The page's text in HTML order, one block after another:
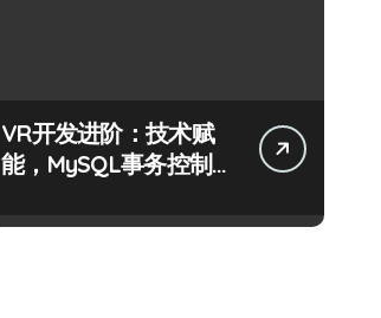
VR开发进阶：技术赋
能，MySQL事务控制科